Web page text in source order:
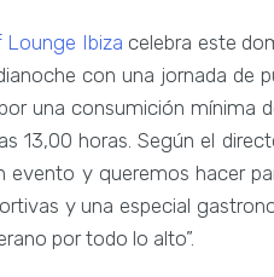
Lounge Ibiza celebra este
con una jornada de
una consumición mínima
13,00 horas. Según el
evento y queremos hacer
y una especial
por todo lo alto”.